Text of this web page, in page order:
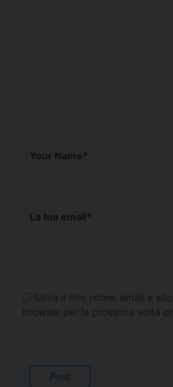
Your Name*
La tua email*
Salva il mio nome, email e
browser per la prossima volta